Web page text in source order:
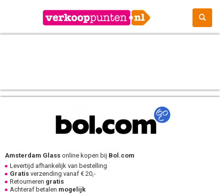
Amsterdam Glass online kopen bij Bol.com
Levertijd afhankelijk van bestelling
Gratis verzending vanaf € 20,-
Retourneren gratis
Achteraf betalen mogelijk